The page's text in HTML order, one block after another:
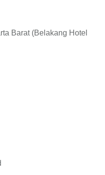
Barat (Belakang Hotel